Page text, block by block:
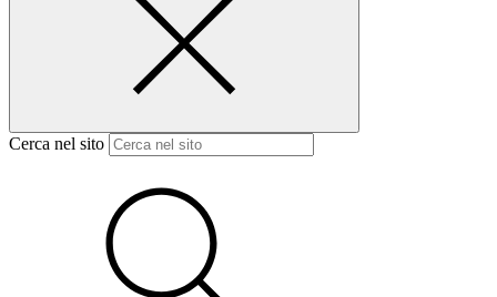
Cerca nel sito